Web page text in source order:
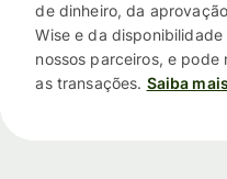
de dinheiro, da
Wise e da
nossos parceiros, e
as transações. Saiba